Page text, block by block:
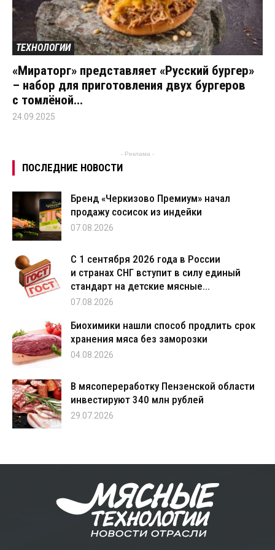
ТЕХНОЛОГИИ
«Мираторг» представляет «Русский бургер»
– набор для приготовления двух бургеров
с томлёной...
24.09.2025
- Реклама -
ПОСЛЕДНИЕ НОВОСТИ
Бренд «Черкизово Премиум» начал
продажу сосисок из индейки
07.08.2026
С 1 сентября 2026 года в России
и странах СНГ вступит в силу единый
стандарт на детские мясные...
07.08.2026
Биохимики нашли способ продлить срок
хранения мяса без заморозки
04.08.2026
В мясопереработку Пензенской области
инвестируют 340 млн рублей
29.07.2026